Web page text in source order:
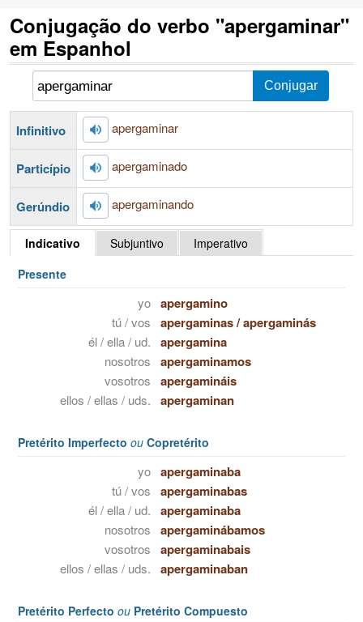
Conjugação do verbo "apergaminar"
em Espanhol
Infinitivo apergaminar
Particípio apergaminado
Gerúndio apergaminando
Indicativo Subjuntivo
Imperativo
Presente
yo apergamino
tú / vos apergaminas/apergaminás
él / ella / ud. apergamina
nosotros apergaminamos
vosotros apergamináis
ellos / ellas / uds. apergaminan
Pretérito Imperfecto ou Copretérito
yo apergaminaba
tú / vos apergaminabas
él / ella / ud. apergaminaba
nosotros apergaminábamos
vosotros apergaminabais
ellos / ellas / uds. apergaminaban
Pretérito Perfecto ou Pretérito Compuesto